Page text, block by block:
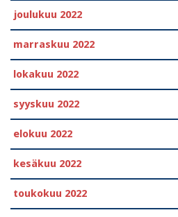
joulukuu 2022
marraskuu 2022
lokakuu 2022
syyskuu 2022
elokuu 2022
kesäkuu 2022
toukokuu 2022